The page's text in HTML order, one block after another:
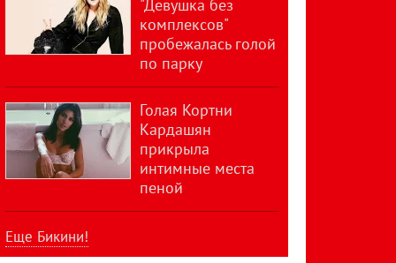
"Девушка без
комплексов"
пробежалась голой
по парку
Голая Кортни
Кардашян
прикрыла
интимные места
пеной
Еще Бикини!